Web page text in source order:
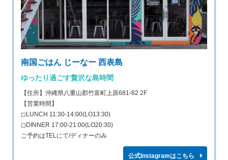
南国ごはん じーなー 西表島
ゆったり過ごす贅沢な島時間
【住所】沖縄県八重山郡竹富町上原681-82 2F
【営業時間】
◻︎LUNCH 11:30-14:00(LO13:30)
◻︎DINNER 17:00-21:00(LO20:30)
ご予約はTELにて/ディナーのみ
公式Instagramはこちら